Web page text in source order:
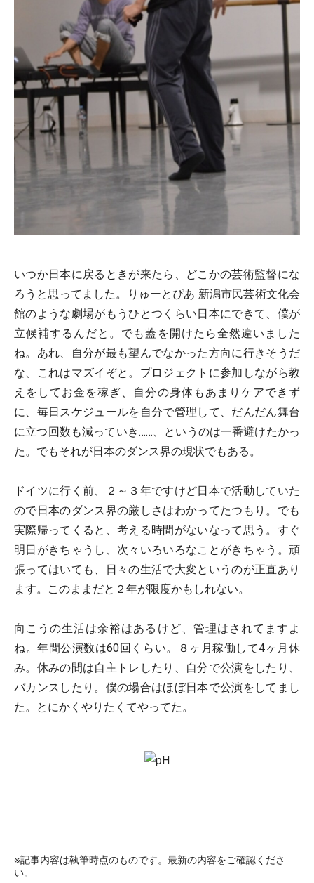
いつか日本に戻るときが来たら、どこかの芸術監督にな
ろうと思ってました。りゅーとぴあ 新潟市民芸術文化会
館のような劇場がもうひとつくらい日本にできて、僕が
立候補するんだと。でも蓋を開けたら全然違いました
ね。あれ、自分が最も望んでなかった方向に行きそうだ
な、これはマズイぞと。プロジェクトに参加しながら教
えをしてお金を稼ぎ、自分の身体もあまりケアできず
に、毎日スケジュールを自分で管理して、だんだん舞台
に立つ回数も減っていき……、というのは一番避けたかっ
た。でもそれが日本のダンス界の現状でもある。
ドイツに行く前、２～３年ですけど日本で活動していた
ので日本のダンス界の厳しさはわかってたつもり。でも
実際帰ってくると、考える時間がないなって思う。すぐ
明日がきちゃうし、次々いろいろなことがきちゃう。頑
張ってはいても、日々の生活で大変というのが正直あり
ます。このままだと２年が限度かもしれない。
向こうの生活は余裕はあるけど、管理はされてますよ
ね。年間公演数は60回くらい。８ヶ月稼働して4ヶ月休
み。休みの間は自主トレしたり、自分で公演をしたり、
バカンスしたり。僕の場合はほぼ日本で公演をしてまし
た。とにかくやりたくてやってた。
※記事内容は執筆時点のものです。最新の内容をご確認くださ
い。